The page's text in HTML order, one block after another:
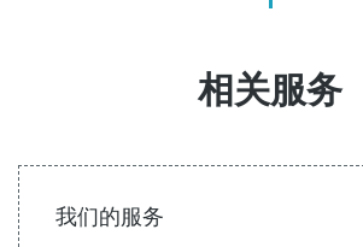
相关服务
我们的服务